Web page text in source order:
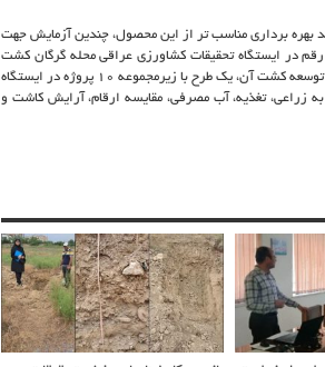
بهره برداری مناسب تر از این محصول، چندین آزمایش جهت
در ایستگاه تحقیقات کشاورزی عراقی محله گرگان کشت
گردید. در سال جاری با هدف تهیه دستور العمل و بررسی برخی موانع توسعه کشت آن، یک طرح با زیرمجموعه 10 پروژه در ایستگاه
زراعی، تغذیه، آب مصرفی، مقایسه ارقام، آرایش کاشت و